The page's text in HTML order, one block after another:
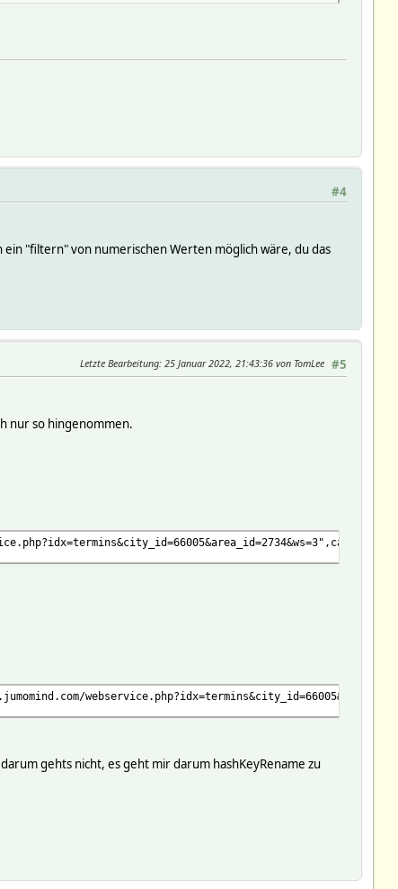
#4
"filtern" von numerischen Werten möglich wäre, du das
#5
Letzte Bearbeitung: 25 Januar 2022, 21:43:36 von TomLee
nur so hingenommen.
gehts nicht, es geht mir darum hashKeyRename zu